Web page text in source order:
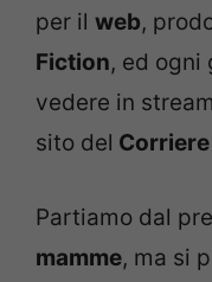
per il web,
Fiction, ed ogni
vedere in
sito del
Partiamo dal
mamme, ma si